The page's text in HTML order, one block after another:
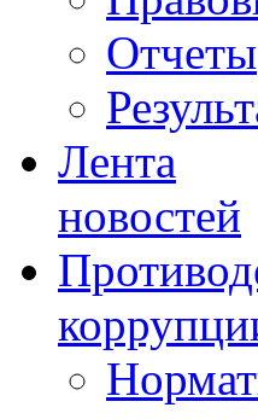
Отчеты
Лента
новостей